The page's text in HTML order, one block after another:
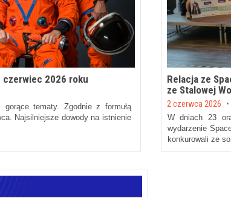
czerwiec 2026 roku
tematy. Zgodnie z formułą
Najsilniejsze dowody na istnienie
Relacja ze
ze Stalowej
Posted on
2 czerwca 2026 by
W dniach 23
wydarzenie
konkurowali ze